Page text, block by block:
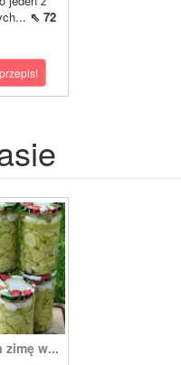
⇖ 72
zimę w...